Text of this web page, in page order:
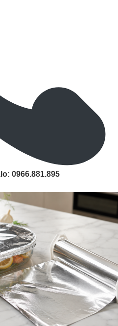
0966.881.895